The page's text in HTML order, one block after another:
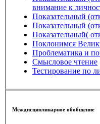
внимание к
Показательный(
Поклонимся
Проблематика и
Смысловое чтение
Тестирование по
Междисциплинарное обобщение